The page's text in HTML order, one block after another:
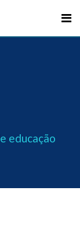
educação